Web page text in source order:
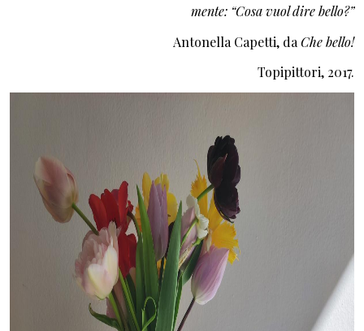
mente: “Cosa vuol dire bello?”
Antonella Capetti, da Che bello!
Topipittori, 2017.